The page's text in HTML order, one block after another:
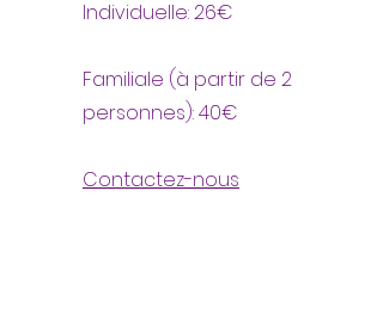
Individuelle: 26€
Familiale (à partir de 2
personnes): 40€
Contactez-nous